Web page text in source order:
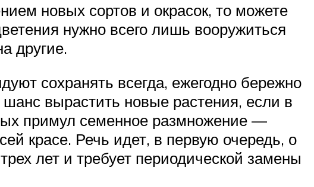
новых сортов и окрасок, то можете
нужно всего лишь вооружиться
другие.
сохранять всегда, ежегодно бережно
вырастить новые растения, если в
примул семенное размножение —
красе. Речь идет, в первую очередь, о
лет и требует периодической замены